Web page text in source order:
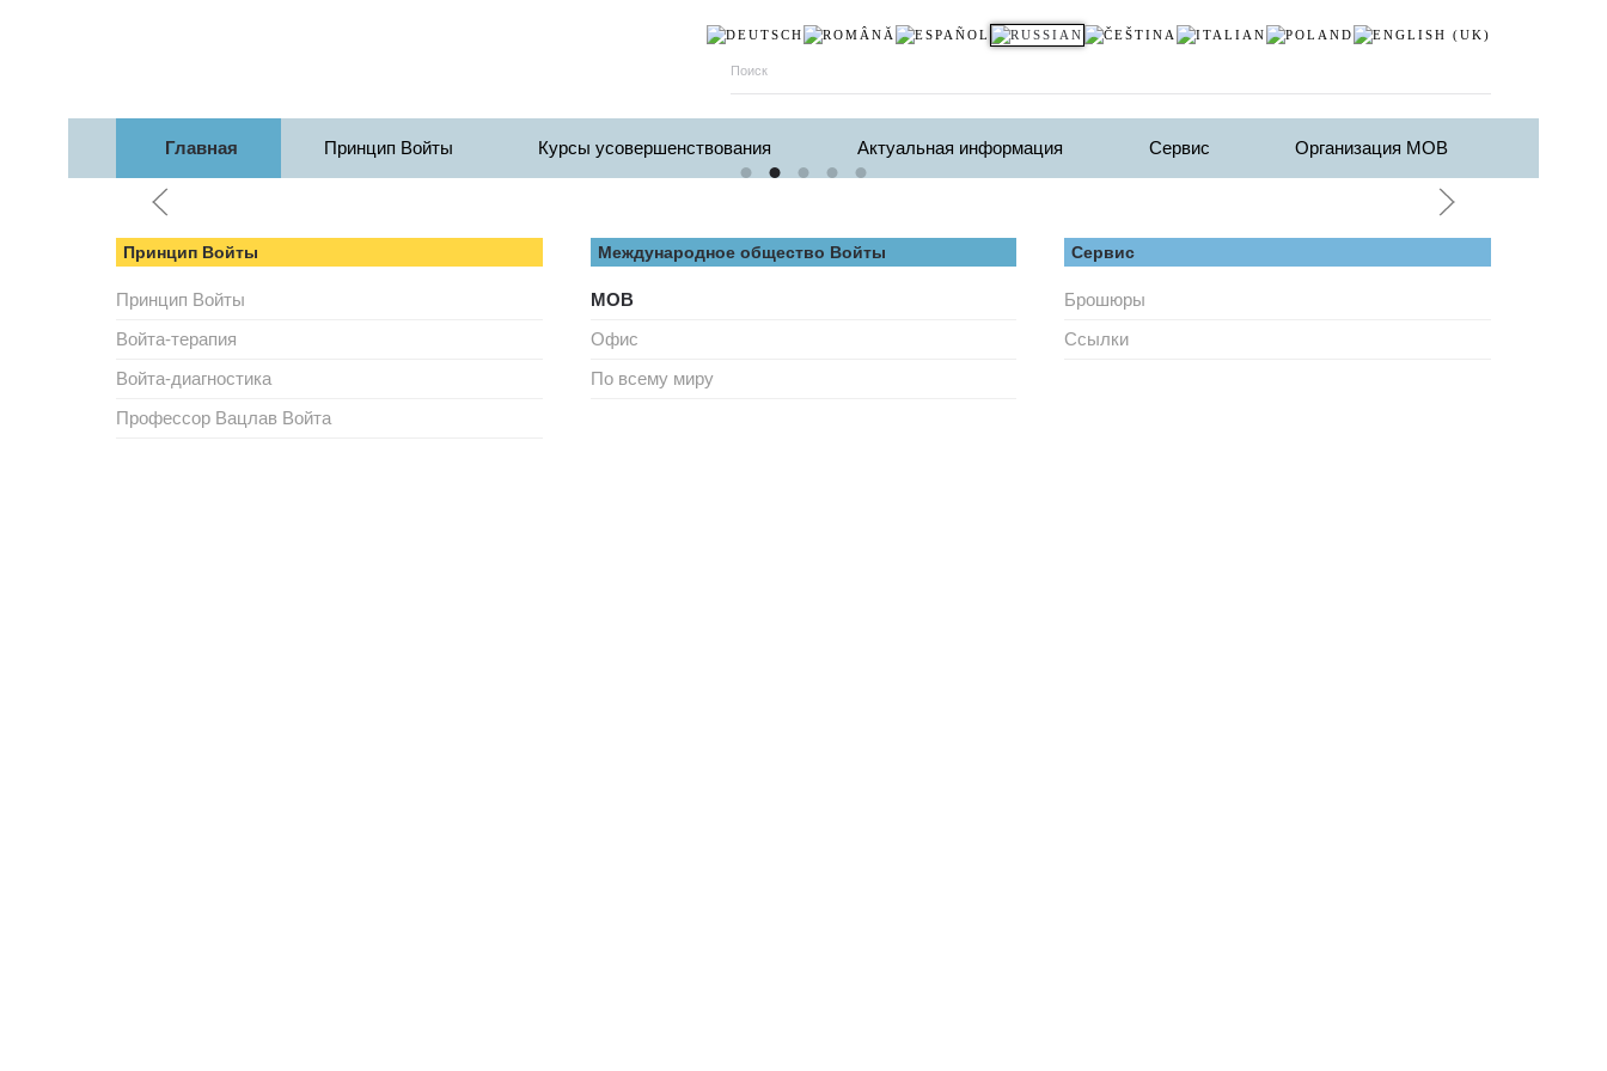
Главная Принцип Войты Курсы усовершенствования Актуальная информация Сервис Организация МОВ
Принцип Войты
Принцип Войты
Войта-терапия
Войта-диагностика
Профессор Вацлав Войта
Международное общество Войты
МОВ
Офис
По всему миру
Сервис
Брошюры
Ссылки